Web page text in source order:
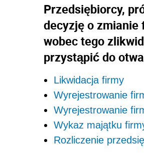
Przedsiębiorcy,
decyzję o zmianie
wobec tego
przystąpić do
Likwidacja firmy
Wyrejestrowanie
Wyrejestrowanie
Wykaz majątku
Rozliczenie